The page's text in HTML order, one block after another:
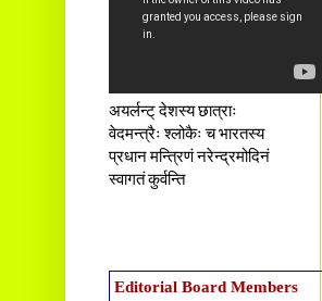
अयर्लन्ट् देशस्य छात्राः
वेदमन्त्रैः श्लोकैः च भारतस्य
प्रधान मन्त्रिणं नरेन्द्रमोदिनं
स्वागतं कुर्वन्ति
Editorial Board Members